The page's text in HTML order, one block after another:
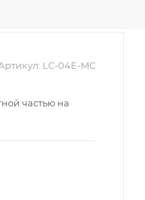
LC-04E-MC
частью на